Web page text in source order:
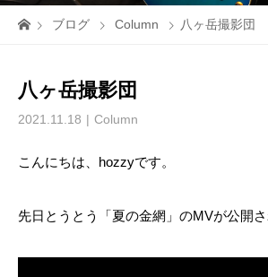
ブログ Column 八ヶ岳撮影団
八ヶ岳撮影団
2021.11.18 Column
こんにちは、hozzyです。
先日とうとう「夏の金網」のMVが公開さ